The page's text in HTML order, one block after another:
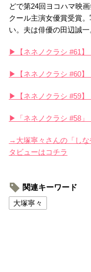
どで第24回ヨコハマ映
クール主演女優賞受賞
い。夫は俳優の田辺誠一
▶【ネネノクラシ #61】
▶【ネネノクラシ #60】
▶【ネネノクラシ #59】
▶「ネネノクラシ #58」
→大塚寧々さんの「し
タビューはコチラ
関連キーワード
大塚寧々